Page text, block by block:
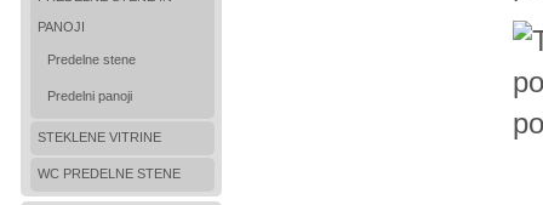
PANOJI
Predelne stene
Predelni panoji
STEKLENE VITRINE
WC PREDELNE STENE